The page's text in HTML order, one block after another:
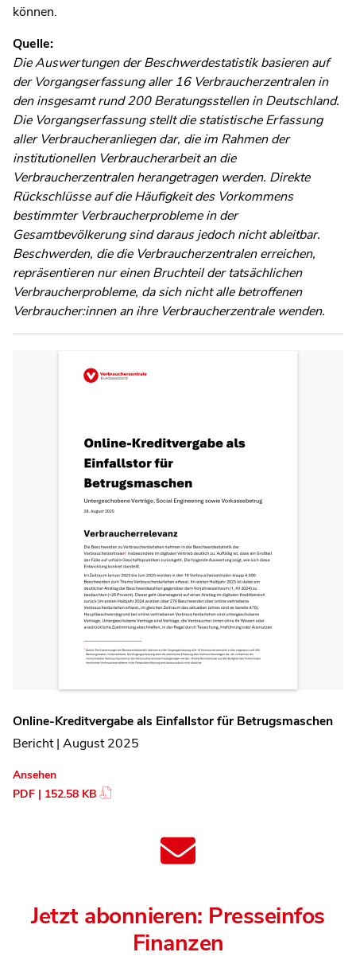
können.
Quelle:
Die Auswertungen der Beschwerdestatistik basieren auf
der Vorgangserfassung aller 16 Verbraucherzentralen in
den insgesamt rund 200 Beratungsstellen in Deutschland.
Die Vorgangserfassung stellt die statistische Erfassung
aller Verbraucheranliegen dar, die im Rahmen der
institutionellen Verbraucherarbeit an die
Verbraucherzentralen herangetragen werden. Direkte
Rückschlüsse auf die Häufigkeit des Vorkommens
bestimmter Verbraucherprobleme in der
Gesamtbevölkerung sind daraus jedoch nicht ableitbar.
Beschwerden, die die Verbraucherzentralen erreichen,
repräsentieren nur einen Bruchteil der tatsächlichen
Verbraucherprobleme, da sich nicht alle betroffenen
Verbraucher:innen an ihre Verbraucherzentrale wenden.
Online-Kreditvergabe als Einfallstor für Betrugsmaschen
Bericht | August 2025
Ansehen
PDF | 152.58 KB
Jetzt abonnieren: Presseinfos
Finanzen